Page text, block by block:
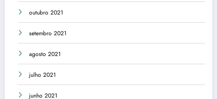
outubro 2021
setembro 2021
agosto 2021
julho 2021
junho 2021